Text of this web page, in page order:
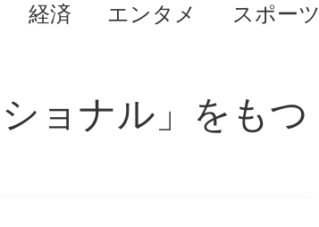
経済 エンタメ スポーツ
ョナル」をもつ